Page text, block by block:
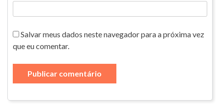
Salvar meus dados neste navegador para a próxima vez
que eu comentar.